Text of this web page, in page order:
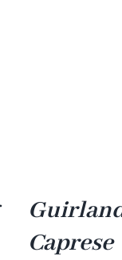
Caprese